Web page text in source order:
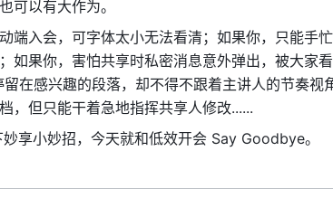
可以有大作为。
端入会，可字体太小无法看清；如果你，只能手
如果你，害怕共享时私密消息意外弹出，被大家
在感兴趣的段落，却不得不跟着主讲人的节奏视
，但只能干着急地指挥共享人修改......
享小妙招，今天就和低效开会 Say Goodbye。